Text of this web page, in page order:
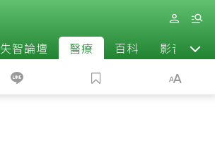
失智論壇 醫療 百科 影音